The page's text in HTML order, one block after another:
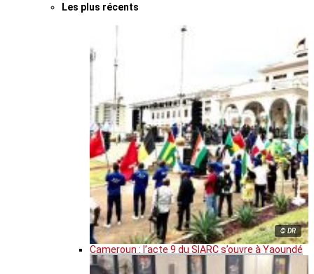
Les plus récents
© DR
Cameroun : l’acte 9 du SIARC s’ouvre à Yaoundé